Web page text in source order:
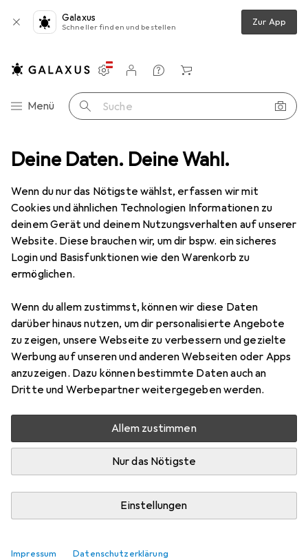
Deine Daten. Deine Wahl.
Wenn du nur das Nötigste wählst, erfassen wir mit
Cookies und ähnlichen Technologien Informationen zu
deinem Gerät und deinem Nutzungsverhalten auf unserer
Website. Diese brauchen wir, um dir bspw. ein sicheres
Login und Basisfunktionen wie den Warenkorb zu
ermöglichen.
Wenn du allem zustimmst, können wir diese Daten
darüber hinaus nutzen, um dir personalisierte Angebote
zu zeigen, unsere Webseite zu verbessern und gezielte
Werbung auf unseren und anderen Webseiten oder Apps
anzuzeigen. Dazu können bestimmte Daten auch an
Dritte und Werbepartner weitergegeben werden.
Allem zustimmen
Nur das Nötigste
Einstellungen
Impressum Datenschutzerklärung
Galaxus
Schneller finden und bestellen Zur App
Navigation nach Kategorien
Menü Suche
Einstellungen
Kundenkonto
Vergleichslisten
Merklisten
Warenkorb
Farben + Anstriche Malerbedarf
Abdeckmaterial
Produkte Forum